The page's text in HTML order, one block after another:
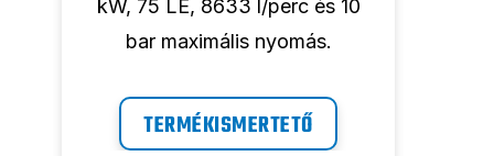
kW, 75 LE, 8633 l/perc és 10
bar maximális nyomás.
TERMÉKISMERTETŐ